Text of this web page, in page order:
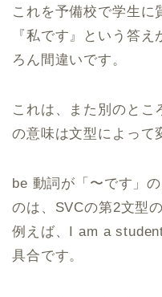
これを予備校で学生
『私です』という答
ろん間違いです。
これは、また別のとこ
の意味は文型によって
be 動詞が「〜です」
のは、SVCの第2文型
例えば、I am a
具合です。